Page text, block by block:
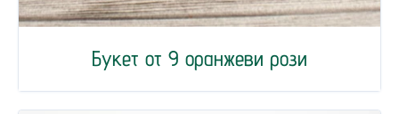
Букет от 9 оранжеви рози